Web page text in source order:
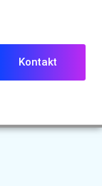
Kontakt